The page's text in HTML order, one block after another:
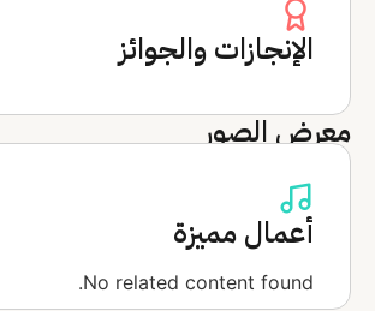
الإنجازات والجوائز
معرض الصور
أعمال مميزة
No related content found.